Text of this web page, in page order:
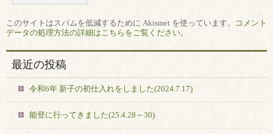
このサイトはスパムを低減するために Akismet を使っています。
コメント
データの処理方法の詳細はこちらをご覧ください。
最近の投稿
令和6年 新子の初仕入れをしました(2024.7.17)
能登に行ってきました(25.4.28～30)